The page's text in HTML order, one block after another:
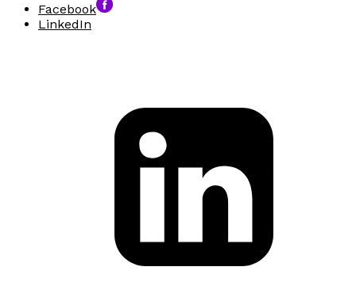
Facebook
LinkedIn